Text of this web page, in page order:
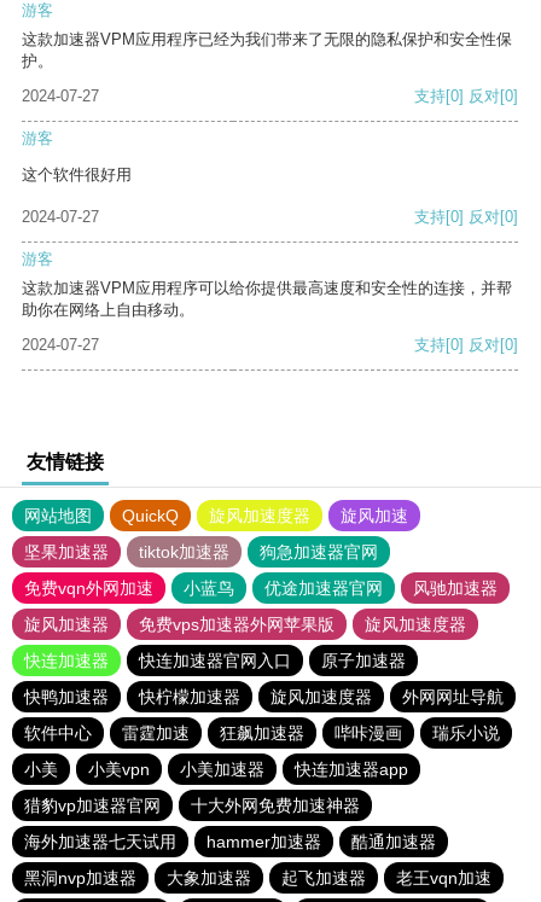
游客
这款加速器VPM应用程序已经为我们带来了无限的隐私保护和安全性保
护。
2024-07-27
支持[0] 反对[0]
游客
这个软件很好用
2024-07-27 支持[0] 反对[0]
游客
这款加速器VPM应用程序可以给你提供最高速度和安全性的连接，并帮
助你在网络上自由移动。
2024-07-27
支持[0] 反对[0]
友情链接
网站地图 QuickQ 旋风加速度器
旋风加速
坚果加速器
tiktok加速器
狗急加速器官网
免费vqn外网加速
小蓝鸟 优途加速器官网
风驰加速器
旋风加速器
免费vps加速器外网苹果版
旋风加速度器
快连加速器
快连加速器官网入口
原子加速器
快鸭加速器
快柠檬加速器 旋风加速度器
外网网址导航
软件中心
雷霆加速 狂飙加速器 哔咔漫画
瑞乐小说
小美
小美vpn 小美加速器
快连加速器app
猎豹vp加速器官网
十大外网免费加速神器
海外加速器七天试用
hammer加速器
酷通加速器
黑洞nvp加速器
大象加速器 起飞加速器 老王vqn加速